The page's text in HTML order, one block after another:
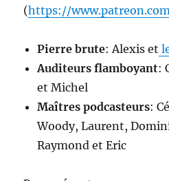
(https://
Pierre brute: Alexis et
Auditeurs flamboyant:
et Michel
Maîtres podcasteurs:
Woody, Laurent,
Raymond et Eric